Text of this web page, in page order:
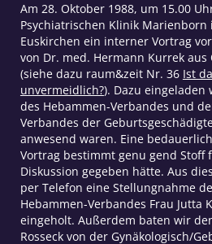
Am 28. Oktober 1988, um 15.00
Psychiatrischen Klinik Marienborn
Euskirchen ein interner Vortrag
von Dr. med. Hermann Kurrek
(siehe dazu raum&zeit Nr. 36 Ist
unvermeidlich?). Dazu eingeladen
des Hebammen-Verbandes und
Verbandes der
anwesend waren. Eine
Vortrag bestimmt genu gend Stoff
Diskussion gegeben hätte. Aus
per Telefon eine Stellungnahme
Hebammen-Verbandes Frau Jutta
eingeholt. Außerdem baten wir
Rosseck von der Gynäkologisch/